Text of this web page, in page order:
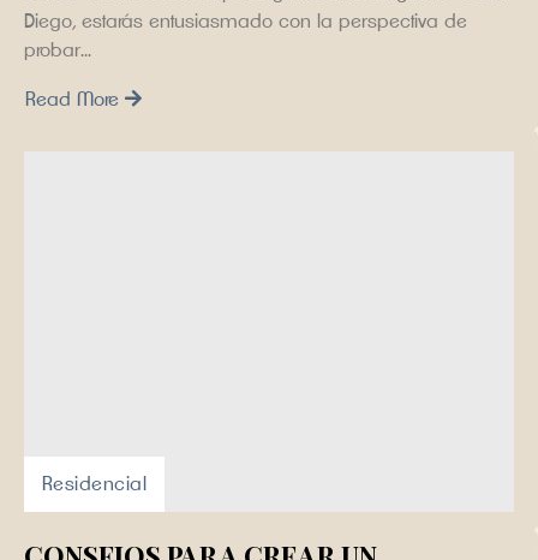
Diego, estarás entusiasmado con la perspectiva de
probar...
Read More
Residencial